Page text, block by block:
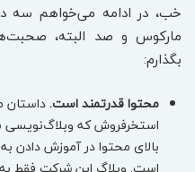
خب، در ادامه می‌خواهم سه
مارکوس و صد البته،
بگذارم:
محتوا قدرتمند است. داستان
استخرفروش که وبلاگ‌نویسی
بالای محتوا در آموزش دادن